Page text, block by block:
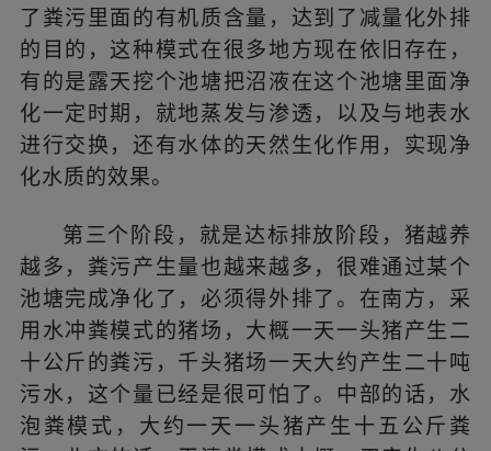
了粪污里面的有机质含量，达到了减量化外排
的目的，这种模式在很多地方现在依旧存在，
有的是露天挖个池塘把沼液在这个池塘里面净
化一定时期，就地蒸发与渗透，以及与地表水
进行交换，还有水体的天然生化作用，实现净
化水质的效果。
第三个阶段，就是达标排放阶段，猪越养
越多，粪污产生量也越来越多，很难通过某个
池塘完成净化了，必须得外排了。 在南方，采
用水冲粪模式的猪场，大概一天一头猪产生二
十公斤的粪污，千头猪场一天大约产生二十吨
污水，这个量已经是很可怕了。中部的话，水
泡粪模式，大约一天一头猪产生十五公斤粪